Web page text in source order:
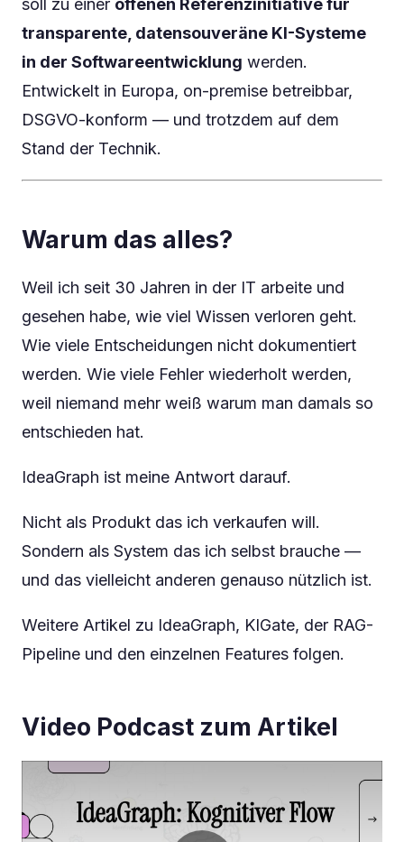
soll zu einer offenen Referenzinitiative für
transparente, datensouveräne KI-Systeme
in der Softwareentwicklung werden.
Entwickelt in Europa, on-premise betreibbar,
DSGVO-konform — und trotzdem auf dem
Stand der Technik.
Warum das alles?
Weil ich seit 30 Jahren in der IT arbeite und
gesehen habe, wie viel Wissen verloren geht.
Wie viele Entscheidungen nicht dokumentiert
werden. Wie viele Fehler wiederholt werden,
weil niemand mehr weiß warum man damals so
entschieden hat.
IdeaGraph ist meine Antwort darauf.
Nicht als Produkt das ich verkaufen will.
Sondern als System das ich selbst brauche —
und das vielleicht anderen genauso nützlich ist.
Weitere Artikel zu IdeaGraph, KIGate, der RAG-
Pipeline und den einzelnen Features folgen.
Video Podcast zum Artikel